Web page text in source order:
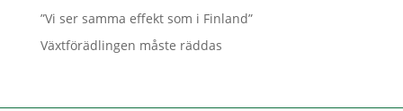
”Vi ser samma effekt som i Finland”
Växtförädlingen måste räddas